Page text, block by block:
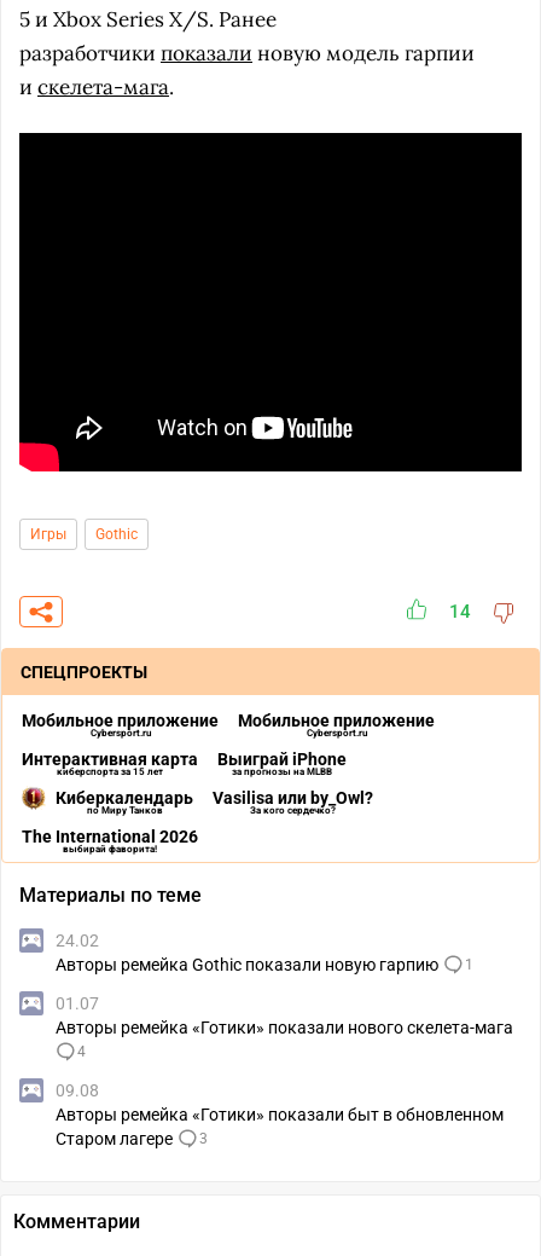
5 и Xbox Series X/S. Ранее
разработчики показали новую модель гарпии
и скелета-мага.
Игры Gothic
14
СПЕЦПРОЕКТЫ
Мобильное приложение
Cybersport.ru
Мобильное приложение
Cybersport.ru
Интерактивная карта
киберспорта за 15 лет
Выиграй iPhone
за прогнозы на MLBB
Киберкалендарь
по Миру Танков
Vasilisa или by_Owl?
За кого сердечко?
The International 2026
выбирай фаворита!
Материалы по теме
24.02
Авторы ремейка Gothic показали новую гарпию
1
01.07
Авторы ремейка «Готики» показали нового скелета-мага
4
09.08
Авторы ремейка «Готики» показали быт в обновленном
Старом лагере
3
Комментарии